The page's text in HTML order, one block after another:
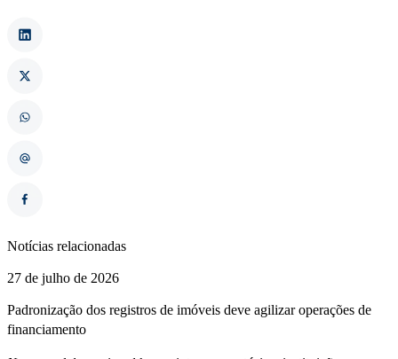
Notícias relacionadas
27 de julho de 2026
Padronização dos registros de imóveis deve agilizar operações de
financiamento